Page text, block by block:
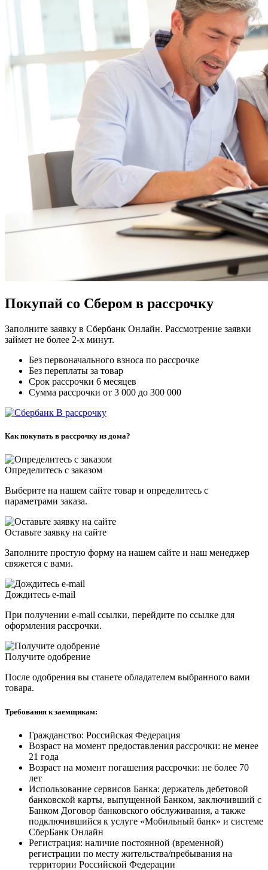
Покупай со Сбером в рассрочку
Заполните заявку в Сбербанк Онлайн. Рассмотрение заявки
займет не более 2-х минут.
Без первоначального взноса по рассрочке
Без переплаты за товар
Срок рассрочки 6 месяцев
Сумма рассрочки от 3 000 до 300 000
В рассрочку
Как покупать в рассрочку из дома?
Определитесь с заказом
Выберите на нашем сайте товар и определитесь с
параметрами заказа.
Оставьте заявку на сайте
Заполните простую форму на нашем сайте и наш менеджер
свяжется с вами.
Дождитесь e-mail
При получении e-mail ссылки, перейдите по ссылке для
оформления рассрочки.
Получите одобрение
После одобрения вы станете обладателем выбранного вами
товара.
Требования к заемщикам:
Гражданство: Российская Федерация
Возраст на момент предоставления рассрочки: не менее
21 года
Возраст на момент погашения рассрочки: не более 70
лет
Использование сервисов Банка: держатель дебетовой
банковской карты, выпущенной Банком, заключивший с
Банком Договор банковского обслуживания, а также
подключившийся к услуге «Мобильный банк» и системе
СберБанк Онлайн
Регистрация: наличие постоянной (временной)
регистрации по месту жительства/пребывания на
территории Российской Федерации